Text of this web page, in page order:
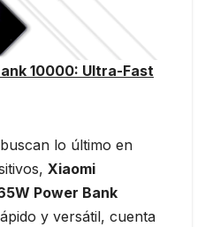
10000: Ultra-Fast
lo último en
Xiaomi
Power Bank
y versátil, cuenta